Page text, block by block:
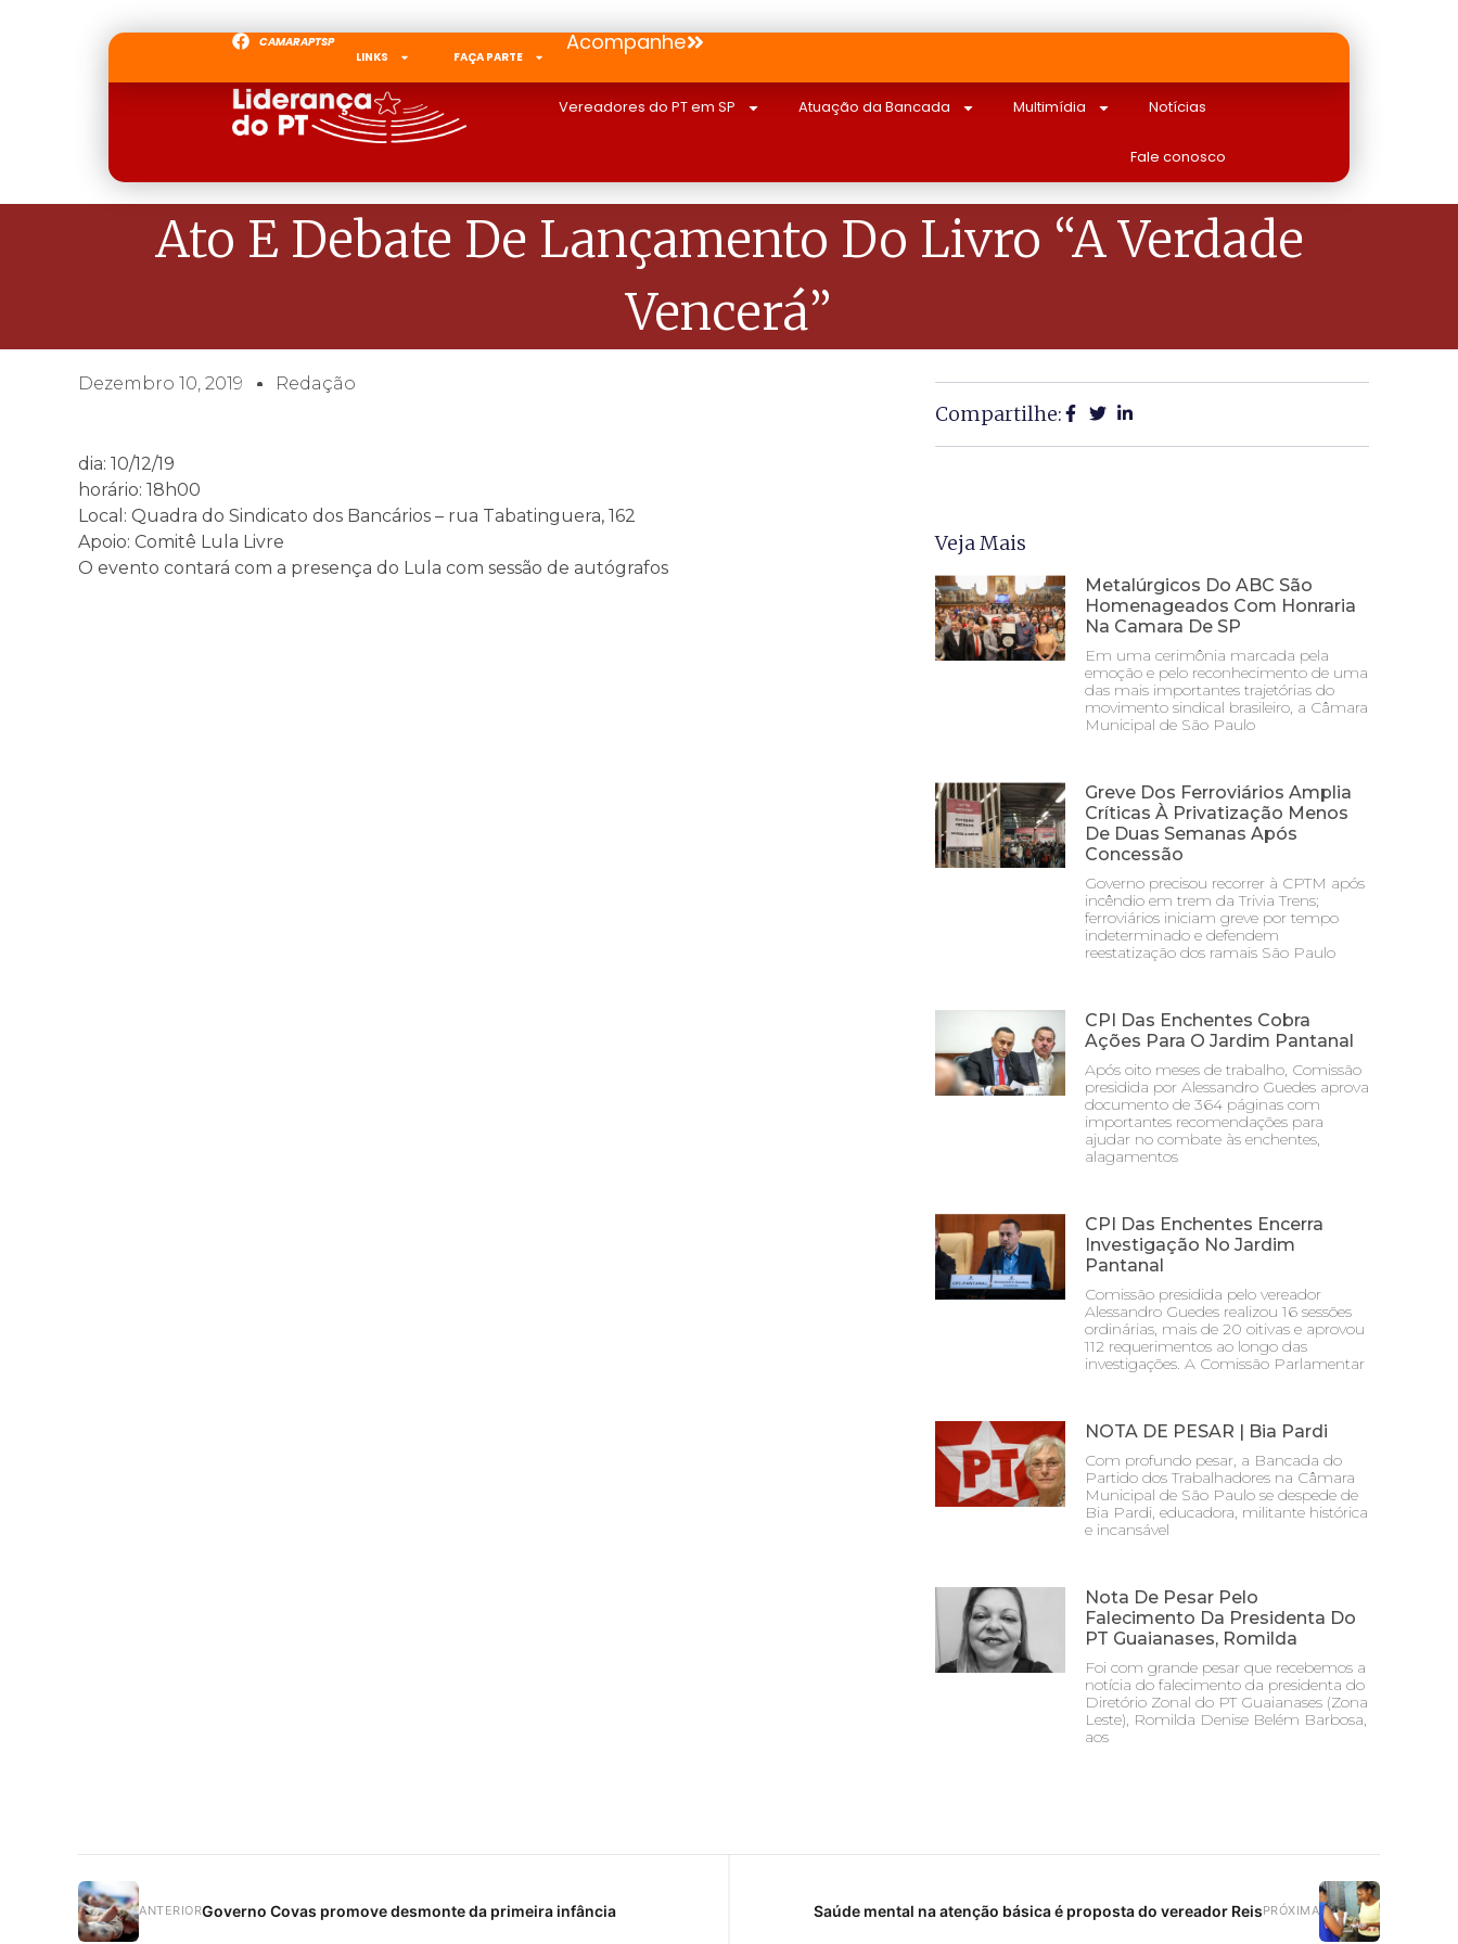
CAMARAPTSP
LINKS
FAÇA PARTE
Acompanhe
Vereadores do PT em SP Atuação da Bancada Multimídia Notícias
Fale conosco
Ato E Debate De Lançamento Do Livro “A Verdade
Vencerá”
Dezembro 10, 2019 Redação
dia: 10/12/19
horário: 18h00
Local: Quadra do Sindicato dos Bancários – rua Tabatinguera, 162
Apoio: Comitê Lula Livre
O evento contará com a presença do Lula com sessão de autógrafos
Compartilhe:
Veja Mais
Metalúrgicos Do ABC São
Homenageados Com Honraria
Na Camara De SP
Em uma cerimônia marcada pela
emoção e pelo reconhecimento de uma
das mais importantes trajetórias do
movimento sindical brasileiro, a Câmara
Municipal de São Paulo
Greve Dos Ferroviários Amplia
Críticas À Privatização Menos
De Duas Semanas Após
Concessão
Governo precisou recorrer à CPTM após
incêndio em trem da Trivia Trens;
ferroviários iniciam greve por tempo
indeterminado e defendem
reestatização dos ramais São Paulo
CPI Das Enchentes Cobra
Ações Para O Jardim Pantanal
Após oito meses de trabalho, Comissão
presidida por Alessandro Guedes aprova
documento de 364 páginas com
importantes recomendações para
ajudar no combate às enchentes,
alagamentos
CPI Das Enchentes Encerra
Investigação No Jardim
Pantanal
Comissão presidida pelo vereador
Alessandro Guedes realizou 16 sessões
ordinárias, mais de 20 oitivas e aprovou
112 requerimentos ao longo das
investigações. A Comissão Parlamentar
NOTA DE PESAR | Bia Pardi
Com profundo pesar, a Bancada do
Partido dos Trabalhadores na Câmara
Municipal de São Paulo se despede de
Bia Pardi, educadora, militante histórica
e incansável
Nota De Pesar Pelo
Falecimento Da Presidenta Do
PT Guaianases, Romilda
Foi com grande pesar que recebemos a
notícia do falecimento da presidenta do
Diretório Zonal do PT Guaianases (Zona
Leste), Romilda Denise Belém Barbosa,
aos
ANTERIORGoverno Covas promove desmonte da primeira infância PRÓXIMA
Saúde mental na atenção básica é proposta do vereador Reis